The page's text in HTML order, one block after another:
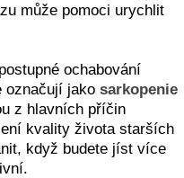
může pomoci urychlit
ochabování
označují jako sarkopenie
z hlavních příčin
kvality života starších
když budete jíst více